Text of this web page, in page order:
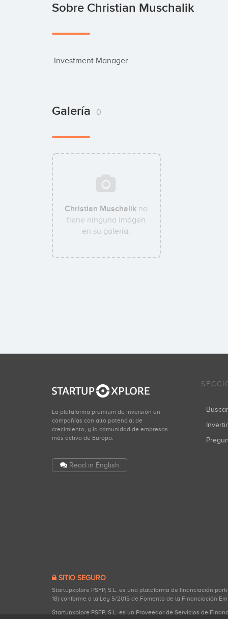
Sobre Christian Muschalik
Investment Manager
Galería 0
Christian Muschalik no
tiene ninguna imágen
en su galería.
La plataforma premium de inversión en
compañías con alto potencial de
crecimiento, y la comunidad de empresas
más activa de Europa.
Read in English
SITIO SEGURO
Startupxplore PSFP, S.L. es una plataforma de financiación
18) conforme a la Ley 5/2015 de Fomento de la Financiación
Startupxplore PSFP, S.L. es un Proveedor de Servicios de